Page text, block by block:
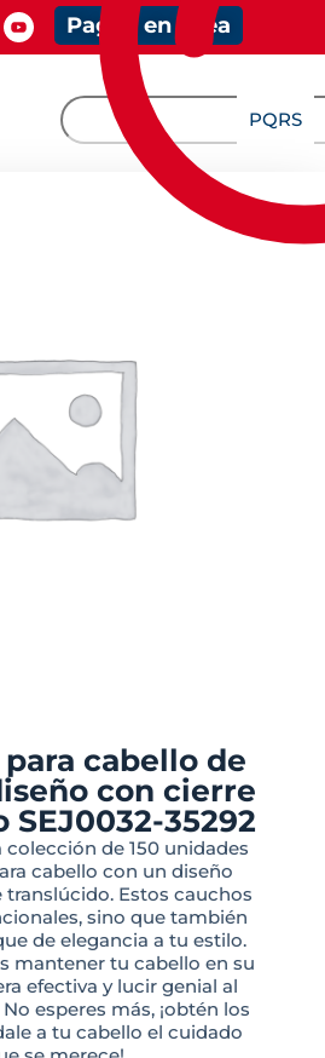
Pagos en línea
PQRS
para cabello de
con cierre
35292
colección de 150 unidades
cabello con un diseño
translúcido. Estos cauchos
sino que también
de elegancia a tu estilo.
mantener tu cabello en su
efectiva y lucir genial al
esperes más, ¡obtén los
a tu cabello el cuidado